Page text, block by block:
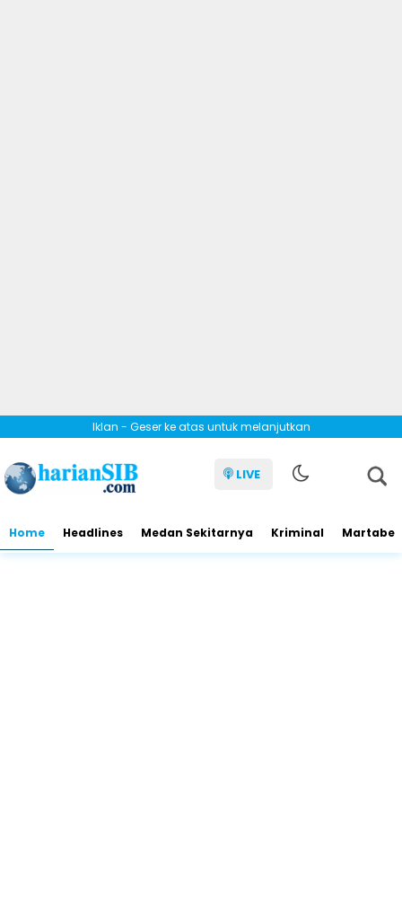
Iklan - Geser ke atas untuk melanjutkan
LIVE
Home Headlines Medan Sekitarnya Kriminal Martabe